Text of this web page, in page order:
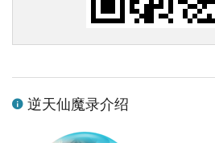
逆天仙魔录介绍